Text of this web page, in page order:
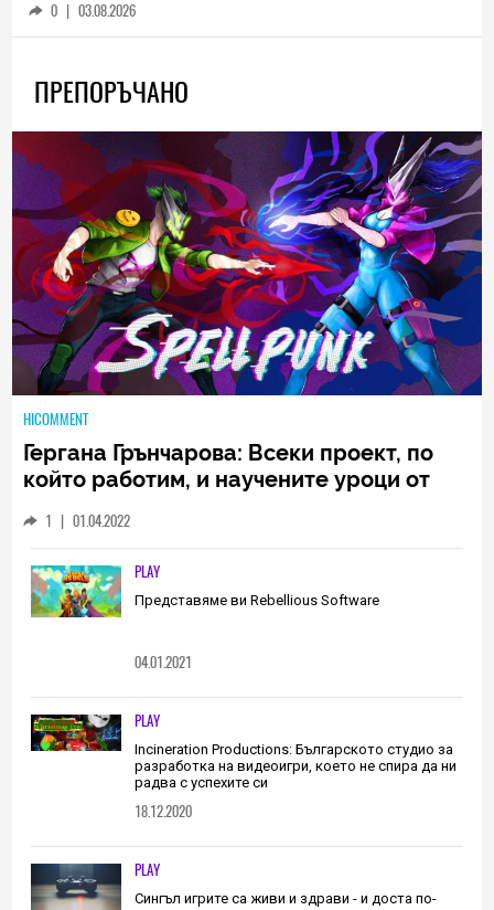
0 | 03.08.2026
ПРЕПОРЪЧАНО
HICOMMENT
Гергана Грънчарова: Всеки проект, по
който работим, и научените уроци от
трябва да извървим като екип
(ИНТЕРВЮ)
1 | 01.04.2022
PLAY
Представяме ви Rebellious Software
04.01.2021
PLAY
Incineration Productions: Българското студио за
разработка на видеоигри, което не спира да ни
радва с успехите си
18.12.2020
PLAY
Сингъл игрите са живи и здрави - и доста по-